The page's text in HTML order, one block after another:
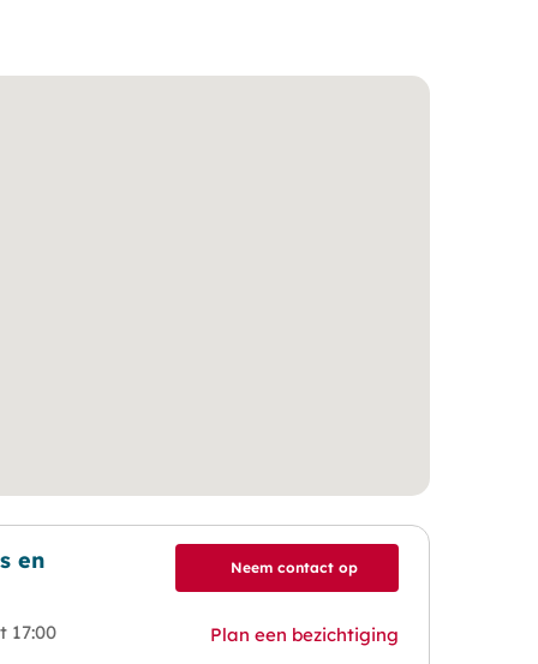
en
17:00
Neem contact op
Plan een bezichtiging